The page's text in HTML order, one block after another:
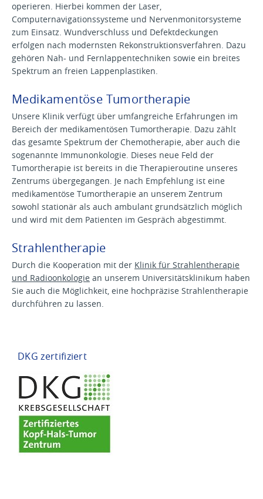
operieren. Hierbei kommen der Laser,
Computernavigationssysteme und Nervenmonitorsysteme
zum Einsatz. Wundverschluss und Defektdeckungen
erfolgen nach modernsten Rekonstruktionsverfahren. Dazu
gehören Nah- und Fernlappentechniken sowie ein breites
Spektrum an freien Lappenplastiken.
Medikamentöse Tumortherapie
Unsere Klinik verfügt über umfangreiche Erfahrungen im
Bereich der medikamentösen Tumortherapie. Dazu zählt
das gesamte Spektrum der Chemotherapie, aber auch die
sogenannte Immunonkologie. Dieses neue Feld der
Tumortherapie ist bereits in die Therapieroutine unseres
Zentrums übergegangen. Je nach Empfehlung ist eine
medikamentöse Tumortherapie an unserem Zentrum
sowohl stationär als auch ambulant grundsätzlich möglich
und wird mit dem Patienten im Gespräch abgestimmt.
Strahlentherapie
Durch die Kooperation mit der Klinik für Strahlentherapie
und Radioonkologie an unserem Universitätsklinikum haben
Sie auch die Möglichkeit, eine hochpräzise Strahlentherapie
durchführen zu lassen.
DKG zertifiziert